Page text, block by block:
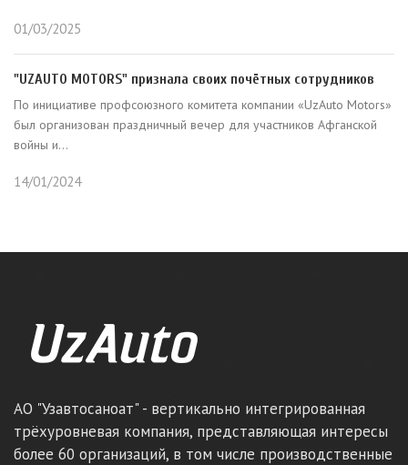
01/03/2025
"UZAUTO MOTORS" признала своих почётных сотрудников
По инициативе профсоюзного комитета компании «UzAuto Motors»
был организован праздничный вечер для участников Афганской
войны и...
14/01/2024
АО "Узавтосаноат" - вертикально интегрированная
трёхуровневая компания, представляющая интересы
более 60 организаций, в том числе производственные